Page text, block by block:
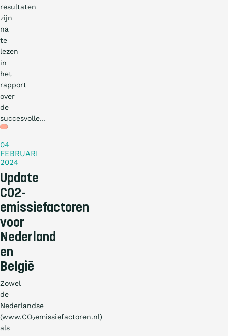
resultaten
zijn
na
te
lezen
in
het
rapport
over
de
succesvolle…
Blog
04
FEBRUARI
2024
Update
CO2-
emissiefactoren
voor
Nederland
en
België
Zowel
de
Nederlandse
(www.CO2emissiefactoren.nl)
als